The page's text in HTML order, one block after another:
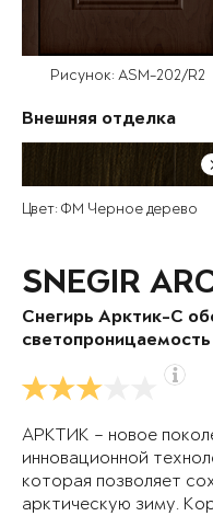
Рисунок: ASM-202/R2
Внешняя отделка
Цвет: ФМ Черное дерево
SNEGIR
Снегирь Арктик-С
светопроницаемость
АРКТИК – новое
инновационной
которая позволяет
арктическую зиму.